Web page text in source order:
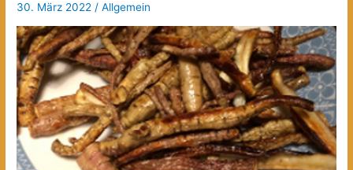
30. März 2022 /Allgemein